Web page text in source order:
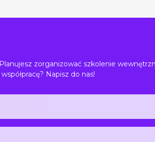
zorganizować szkolenie
Napisz do nas!